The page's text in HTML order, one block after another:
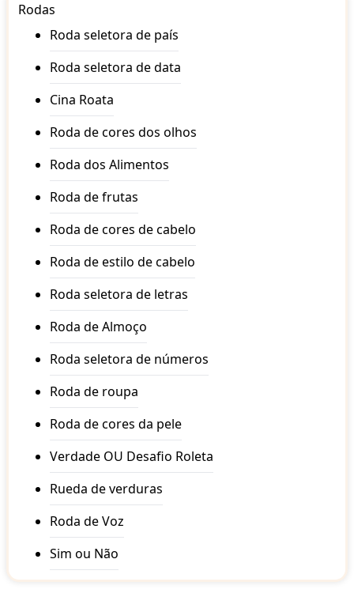
Denmark
Djibouti
Dominica Republic
Ecuador
El Salvador
Equatorial Guiena
Eritea
Estonia
Ethiopia
Finland
Gabon
Gambia
Georgia
Germany
Ghana
Greece
Grenada
Guatemala
Guinea
Guinea-Bissau
Guyana
Honduras
Hong Kong China
Hungary
Iceland
India
Indonesia
Iran
Rodas
Roda seletora de país
Roda seletora de data
Cina Roata
Roda de cores dos olhos
Roda dos Alimentos
Roda de frutas
Roda de cores de cabelo
Roda de estilo de cabelo
Roda seletora de letras
Roda de Almoço
Roda seletora de números
Roda de roupa
Roda de cores da pele
Verdade OU Desafio Roleta
Rueda de verduras
Roda de Voz
Sim ou Não